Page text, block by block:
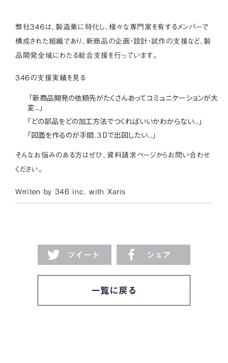
弊社３４６は、製造業に特化し、様々な専門家を有するメンバーで
構成された組織であり、新商品の企画・設計・試作の支援など、製
品開発全域にわたる総合支援を行っています。
346の支援実績を見る
「新商品開発の依頼先がたくさんあってコミュニケーションが大
変...」
「どの部品をどの加工方法でつくればいいかわからない...」
「図面を作るのが手間..３Dで出図したい...」
そんなお悩みのある方はぜひ、資料請求ページからお問い合わせ
ください。
Wrriten by 346 inc. with Xaris
ツイート シェア
一覧に戻る